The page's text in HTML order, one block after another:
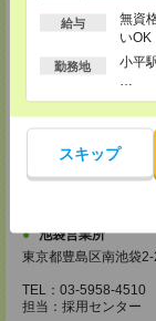
給与
無資
い
以上
勤務地
小平
スキップ
担当：採用センター
新宿営業所
TEL：03-6911-4510
担当：採用センター
立川営業所
TEL：042-540-7331
池袋営業所
東京都豊島区南池袋
TEL：03-5958-4510
担当：採用センター